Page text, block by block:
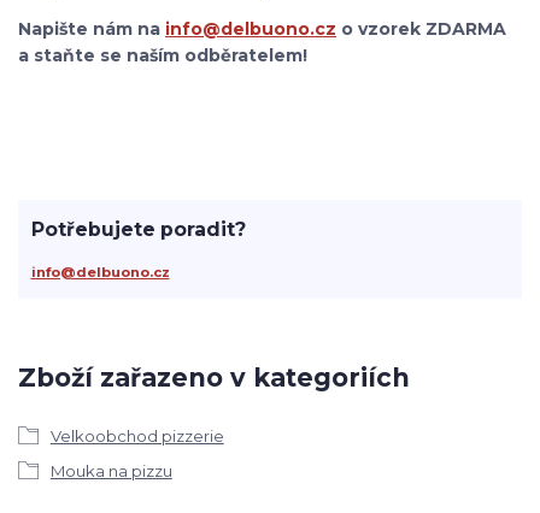
Napište nám na info@delbuono.cz o vzorek ZDARMA
a staňte se naším odběratelem!
Zboží zařazeno v kategoriích
Velkoobchod pizzerie
Mouka na pizzu
Potřebujete poradit?
info@delbuono.cz